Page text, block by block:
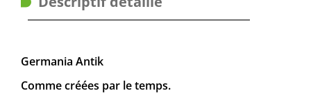
Germania Antik
Comme créées par le temps.